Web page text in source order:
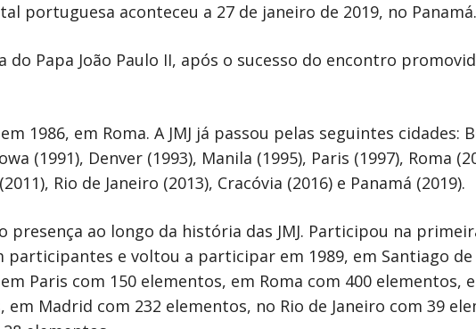
portuguesa aconteceu a 27 de janeiro de 2019, no Panamá.
do Papa João Paulo II, após o sucesso do encontro
1986, em Roma. A JMJ já passou pelas seguintes cidades:
(1991), Denver (1993), Manila (1995), Paris (1997), Roma
Rio de Janeiro (2013), Cracóvia (2016) e Panamá (2019).
presença ao longo da história das JMJ. Participou na
participantes e voltou a participar em 1989, em Santiago de
Paris com 150 elementos, em Roma com 400 elementos,
em Madrid com 232 elementos, no Rio de Janeiro com 39